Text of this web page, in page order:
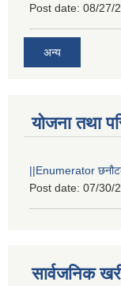
Post date: 08/27/
अन्य
योजना तथा
||Enumerator
Post date: 07/30/
सार्वजनिक